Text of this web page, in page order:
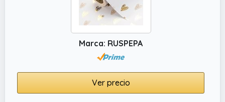
Marca: RUSPEPA
Ver precio